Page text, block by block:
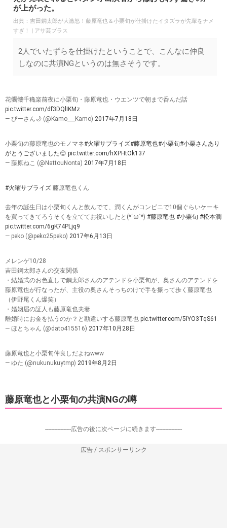
が上がった。
出典： 吉田鋼太郎が大激怒！藤原竜也＆小栗旬が仕掛けたイタズラが先輩をナメ
すぎ！ | アサ芸プラス
2人でいたずらを仕掛けたということで、こんなに仲良
しなのに共演NGというのは無さそうです。
花髑髏千穐楽前夜に小栗旬・藤原竜也・ウエンツで朝まで呑んだ話
pic.twitter.com/df3DQlIKMz
— ぴーさん🌙 (@Kamo___Kamo) 2017年7月18日
小栗旬の藤原竜也のモノマネ#火曜サプライズ#藤原竜也#小栗旬#小栗さんあり
がとうございました😊 pic.twitter.com/hXPHtOk137
— 藤原ねこ (@NattouNonta) 2017年7月18日
#火曜サプライズ 藤原竜也くん
去年の誕生日は小栗旬くんと飲んでて、潤くんがコンビニで10個ぐらいケーキ
を買ってきてろうそくを立ててお祝いしたと(*´ω`*) #藤原竜也 #小栗旬 #松本潤
pic.twitter.com/6gK74PLjq9
— peko (@peko25peko) 2017年6月13日
メレンゲ10/28
吉田鋼太郎さんの交友関係
・結婚式のお色直しで鋼太郎さんのアテンドを小栗旬が、奥さんのアテンドを
藤原竜也が行なったが、主役の奥さんそっちのけで手を振って歩く藤原竜也
（伊野尾くん爆笑）
・婚姻届の証人も藤原竜也夫妻
離婚時にお金を払うのか？と勘違いする藤原竜也 pic.twitter.com/5lYO3TqS61
— ほとちゃん (@dato415516) 2017年10月28日
藤原竜也と小栗旬仲良しだよねwww
— ゆた (@nukunukuytmp) 2019年8月2日
藤原竜也と小栗旬の共演NGの噂
-----------------広告の後に次ページに続きます-----------------
広告 / スポンサーリンク